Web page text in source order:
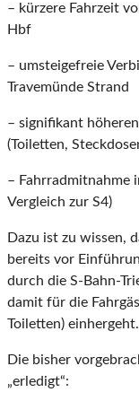
– kürzere Fahrzeit
Hbf
– umsteigefreie
Travemünde Strand
– signifikant
(Toiletten,
– Fahrradmitnahme
Vergleich zur S4)
Dazu ist zu wissen,
bereits vor
durch die S-Bahn-
damit für die
Toiletten) einhergeht.
Die bisher
„erledigt“: